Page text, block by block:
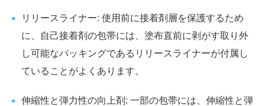
リリースライナー: 使用前に接着剤層を保護するため
に、自己接着剤の包帯には、塗布直前に剥がす取り外
し可能なバッキングであるリリースライナーが付属し
ていることがよくあります。
伸縮性と弾力性の向上剤: 一部の包帯には、伸縮性と弾